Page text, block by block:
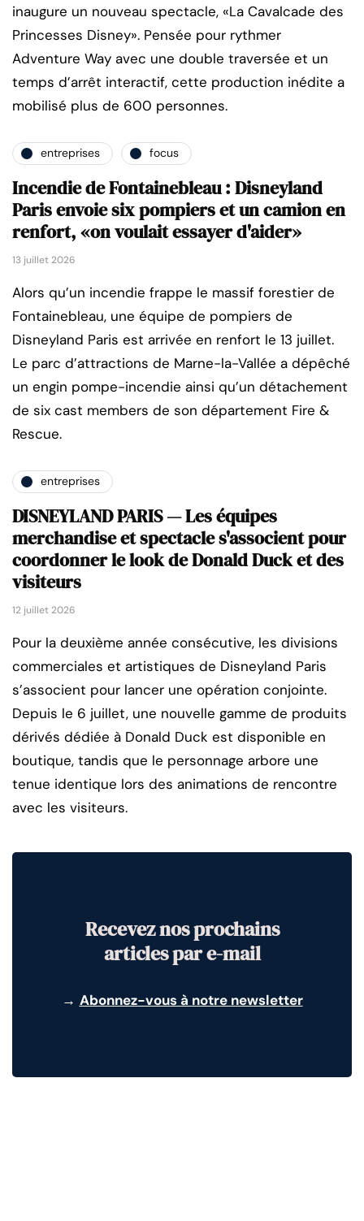
inaugure un nouveau spectacle, «La Cavalcade des
Princesses Disney». Pensée pour rythmer
Adventure Way avec une double traversée et un
temps d’arrêt interactif, cette production inédite a
mobilisé plus de 600 personnes.
entreprises focus
Incendie de Fontainebleau : Disneyland
Paris envoie six pompiers et un camion en
renfort, «on voulait essayer d'aider»
13 juillet 2026
Alors qu’un incendie frappe le massif forestier de
Fontainebleau, une équipe de pompiers de
Disneyland Paris est arrivée en renfort le 13 juillet.
Le parc d’attractions de Marne-la-Vallée a dépêché
un engin pompe-incendie ainsi qu’un détachement
de six cast members de son département Fire &
Rescue.
entreprises
DISNEYLAND PARIS — Les équipes
merchandise et spectacle s'associent pour
coordonner le look de Donald Duck et des
visiteurs
12 juillet 2026
Pour la deuxième année consécutive, les divisions
commerciales et artistiques de Disneyland Paris
s’associent pour lancer une opération conjointe.
Depuis le 6 juillet, une nouvelle gamme de produits
dérivés dédiée à Donald Duck est disponible en
boutique, tandis que le personnage arbore une
tenue identique lors des animations de rencontre
avec les visiteurs.
Recevez nos prochains
articles par e-mail
→ Abonnez-vous à notre newsletter